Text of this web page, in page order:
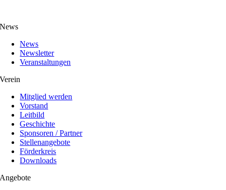
News
News
Newsletter
Veranstaltungen
Verein
Mitglied werden
Vorstand
Leitbild
Geschichte
Sponsoren / Partner
Stellenangebote
Förderkreis
Downloads
Angebote